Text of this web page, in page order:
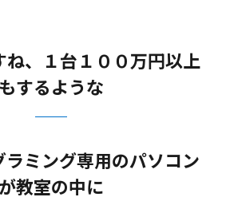
ね、１台１００万円以上
もするような
ラミング専用のパソコン
が教室の中に